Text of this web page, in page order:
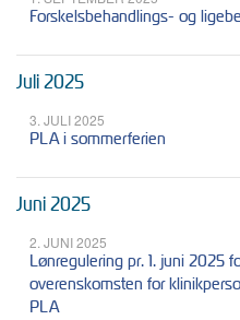
Forskelsbehandlings- og
Juli 2025
3. JULI 2025
PLA i sommerferien
Juni 2025
2. JUNI 2025
Lønregulering pr. 1. juni 2025
overenskomsten for
PLA